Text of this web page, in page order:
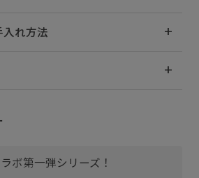
れ方法
ボ第一弾シリーズ！